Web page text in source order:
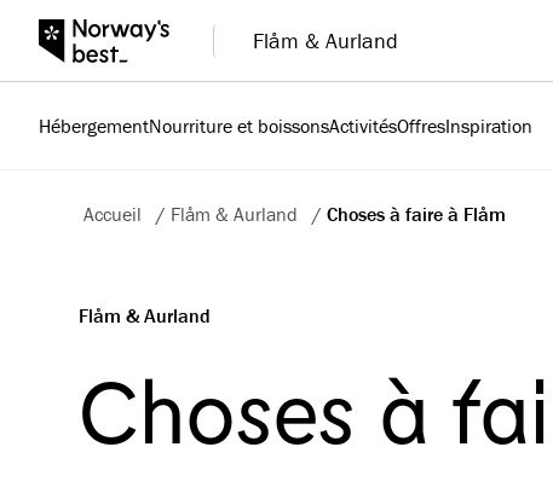
Flåm & Aurland
HébergementNourriture et boissonsActivitésOffresInspiration
Accueil / Flåm & Aurland / Choses à faire à Flåm
Flåm & Aurland
Choses à